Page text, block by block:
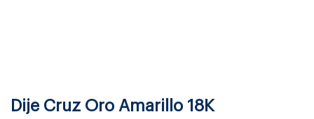
Dije Cruz Oro Amarillo 18K